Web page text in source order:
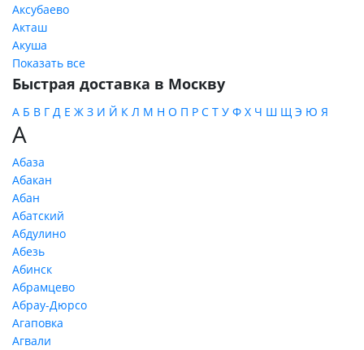
Аксубаево
Акташ
Акуша
Показать все
Быстрая доставка в Москву
А Б В Г Д Е Ж З И Й К Л М Н О П Р С Т У Ф Х Ч Ш Щ Э Ю Я
А
Абаза
Абакан
Абан
Абатский
Абдулино
Абезь
Абинск
Абрамцево
Абрау-Дюрсо
Агаповка
Агвали